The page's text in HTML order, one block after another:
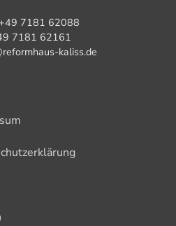
7181 62088
7181 62161
kaliss.de